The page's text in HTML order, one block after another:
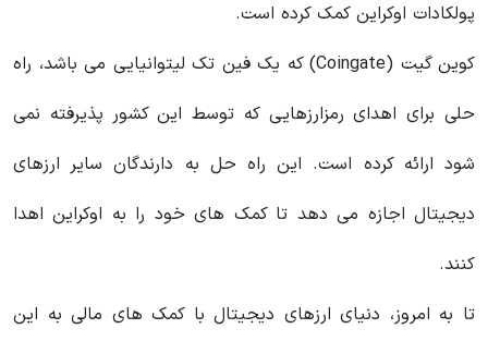
پولکادات اوکراین کمک کرده است.
کوین گیت (Coingate) که یک فین‌ تک لیتوانیایی می باشد، راه‌
حلی برای اهدای رمزارزهایی که توسط این کشور پذیرفته نمی
شود ارائه کرده است. این راه حل به دارندگان سایر ارزهای
دیجیتال اجازه می دهد تا کمک های خود را به اوکراین اهدا
کنند.
تا به امروز، دنیای ارزهای دیجیتال با کمک های مالی به این